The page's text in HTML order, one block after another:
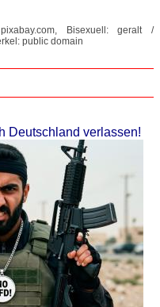
Bisexuell: geralt /
public domain
Deutschland verlassen!